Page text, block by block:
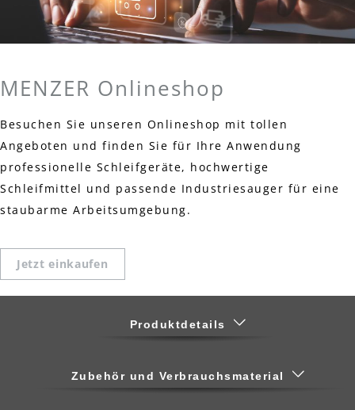
MENZER Onlineshop
Besuchen Sie unseren Onlineshop mit tollen
Angeboten und finden Sie für Ihre Anwendung
professionelle Schleifgeräte, hochwertige
Schleifmittel und passende Industriesauger für eine
staubarme Arbeitsumgebung.
Jetzt einkaufen
Produktdetails
Zubehör und Verbrauchsmaterial